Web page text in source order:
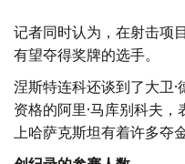
记者同时认为，在射击项
有望夺得奖牌的选手。
涅斯特连科还谈到了大卫
资格的阿里·马库别科夫
上哈萨克斯坦有着许多夺